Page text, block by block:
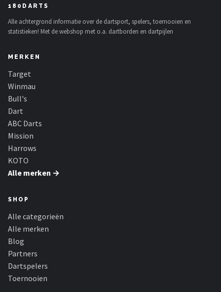
180DARTS
Alle achtergrond informatie over de dartsport, spelers, toernooien en
statistieken! Met de webshop met o.a. dartborden en dartpijlen
MERKEN
Target
Winmau
Bull's
Dart
ABC Darts
Mission
Harrows
KOTO
Alle merken →
SHOP
Alle categorieën
Alle merken
Blog
Partners
Dartspelers
Toernooien